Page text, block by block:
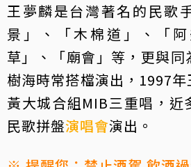
王夢麟是台灣著名的民歌
景」、「木棉道」、「
草」、「廟會」等，更與
樹海時常搭檔演出，1997
黃大城合組MIB三重唱，近
民歌拼盤演唱會演出。